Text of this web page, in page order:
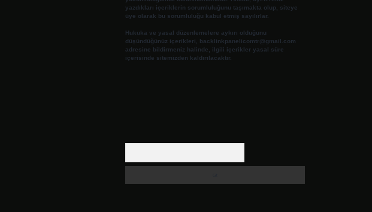
yazdıkları içeriklerin sorumluluğunu taşımakta olup, siteye
üye olarak bu sorumluluğu kabul etmiş sayılırlar.
Hukuka ve yasal düzenlemelere aykırı olduğunu
düşündüğünüz içerikleri,
backlinkpanelicomtr@gmail.com
adresine bildirmeniz halinde, ilgili içerikler yasal süre
içerisinde sitemizden kaldırılacaktır.